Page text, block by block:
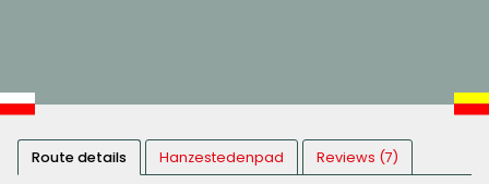
Route details Hanzestedenpad Reviews (7)